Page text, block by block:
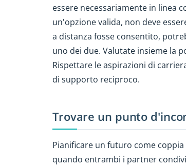
essere necessariamente in linea
un'opzione valida, non deve
a distanza fosse consentito,
uno dei due. Valutate insieme la
Rispettare le aspirazioni di
di supporto reciproco.
Trovare un punto
Pianificare un futuro come
quando entrambi i partner